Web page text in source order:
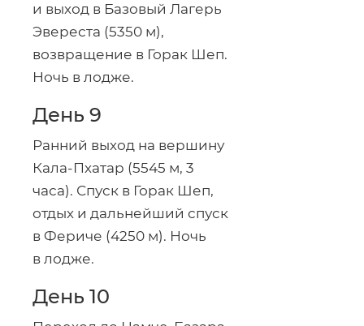
и выход в Базовый Лагерь
Эвереста (5350 м),
возвращение в Горак Шеп.
Ночь в лодже.
День 9
Ранний выход на вершину
Кала-Пхатар (5545 м, 3
часа). Спуск в Горак Шеп,
отдых и дальнейший спуск
в Фериче (4250 м). Ночь
в лодже.
День 10